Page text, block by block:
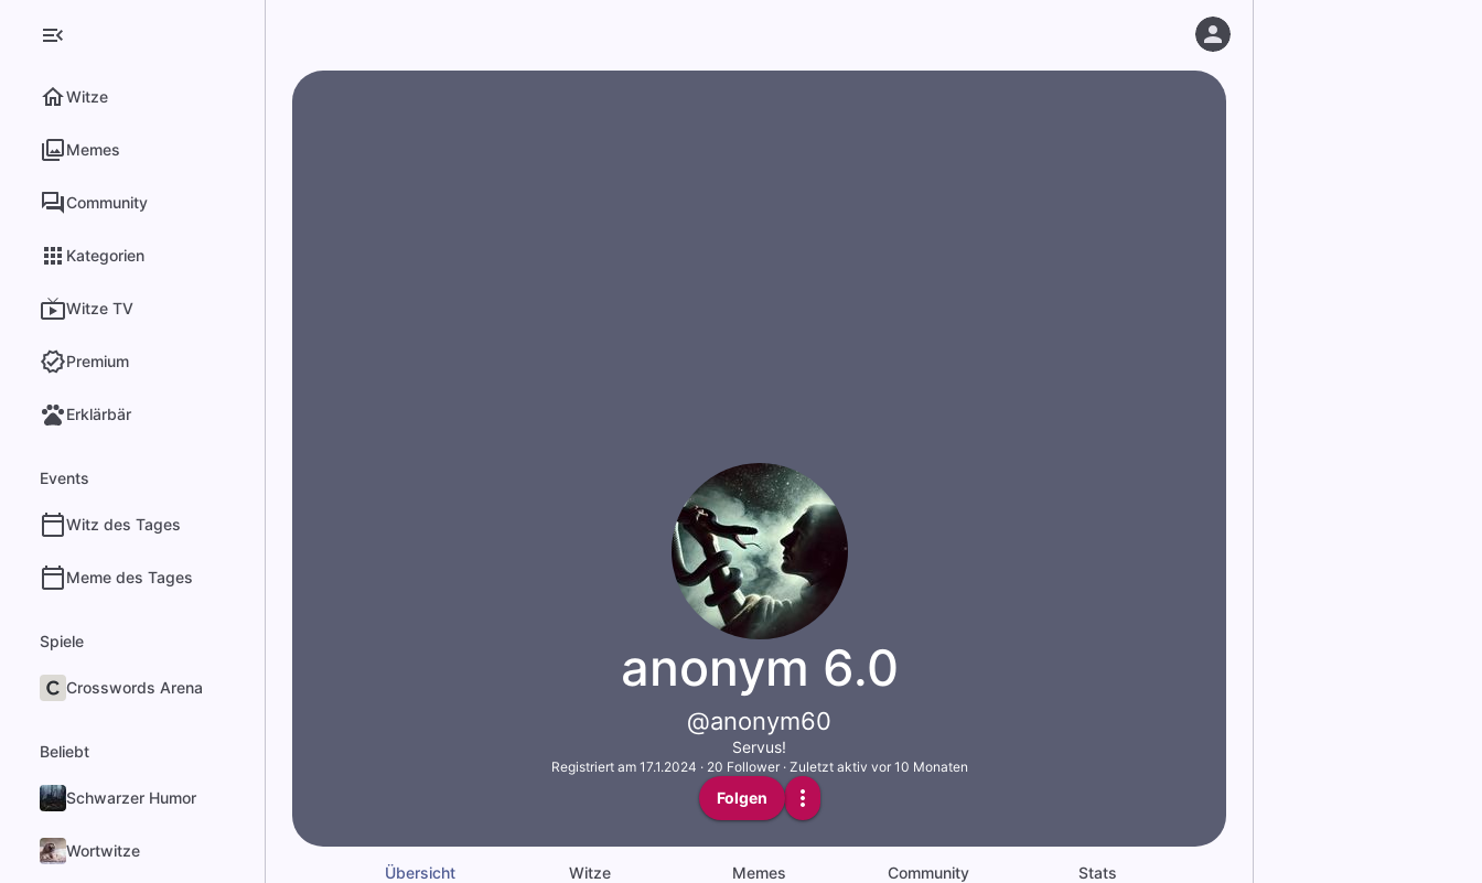
Witze
Memes
Community
Kategorien
Witze TV
Premium
Erklärbär
Events
Witz des Tages
Meme des Tages
Spiele
Crosswords Arena
Beliebt
Schwarzer Humor
Wortwitze
anonym 6.0
@anonym60
Servus!
Registriert am 17.1.2024 · 20 Follower· Zuletzt aktiv vor 10 Monaten
Folgen
Übersicht Witze Memes Community Stats